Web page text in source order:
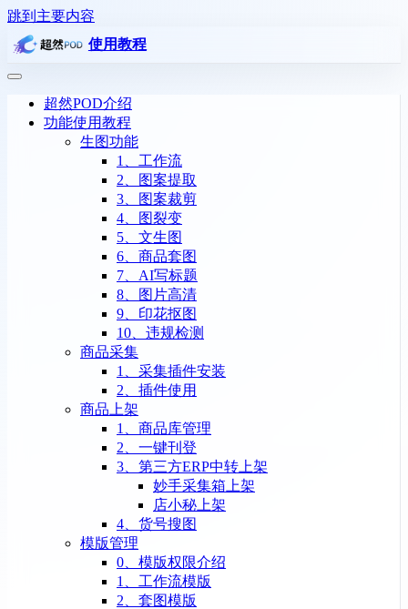
跳到主要内容
使用教程
超然POD介绍
功能使用教程
生图功能
1、工作流
2、图案提取
3、图案裁剪
4、图裂变
5、文生图
6、商品套图
7、AI写标题
8、图片高清
9、印花抠图
10、违规检测
商品采集
1、采集插件安装
2、插件使用
商品上架
1、商品库管理
2、一键刊登
3、第三方ERP中转上架
妙手采集箱上架
店小秘上架
4、货号搜图
模版管理
0、模版权限介绍
1、工作流模版
2、套图模版